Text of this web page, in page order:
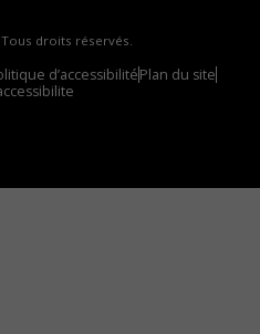
droits réservés.
d’accessibilitéPlan du site